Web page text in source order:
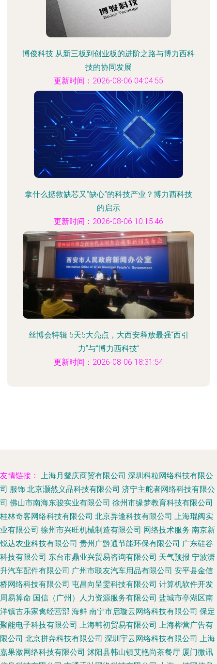
博俊科技 从新三板到创业板的进阶之路与博力西科
技的协同发展
更新时间：2026-08-06 04:04:55
拿什么拯救缺芯又“缺心”的科技产业？博力西科技
的启示
更新时间：2026-08-06 10:15:46
丝博会特辑 5天5大亮点，大西安释放最强“西引
力”与“博力西科技”
更新时间：2026-08-06 18:31:54
友情链接： 上海月颦庆商贸有限公司 深圳科粒网络科技有限公
司 服饰 北京灏然义品科技有限公司 济宁主舵者网络科技有限公
司 佛山市南海东骏实业有限公司 徐州市缘梦教育科技有限公司
桂林奇客网络科技有限公司 北京异逢科技有限公司 上海琨阀实
业有限公司 徐州市兴旺机械制造有限公司 网络技术服务 南京新
锐达农业科技有限公司 贵州广黔通节能环保有限公司 广东硅谷
科技有限公司 东台市鼎业兴贸易咨询有限公司 天气预报 宁波潇
升汽车配件有限公司 广州市联友汽车用品有限公司 安平县金信
桥网络科技有限公司 屯昌向呈雯科技有限公司 计算机软件开发
周易算命 国信（广州）人力资源服务有限公司 盐城市亭湖区南
洋镇古乐家禽经营部 海鲜 南宁市启璇云网络科技有限公司 保定
聚能电子科技有限公司 上海韩初贸易有限公司 上海桦营广告有
限公司 北京拼奔科技有限公司 深圳宇云网络科技有限公司 上海
嘉果潋网络科技有限公司 沭阳县韩山镇艾艳尚茶餐厅 厦门微讯